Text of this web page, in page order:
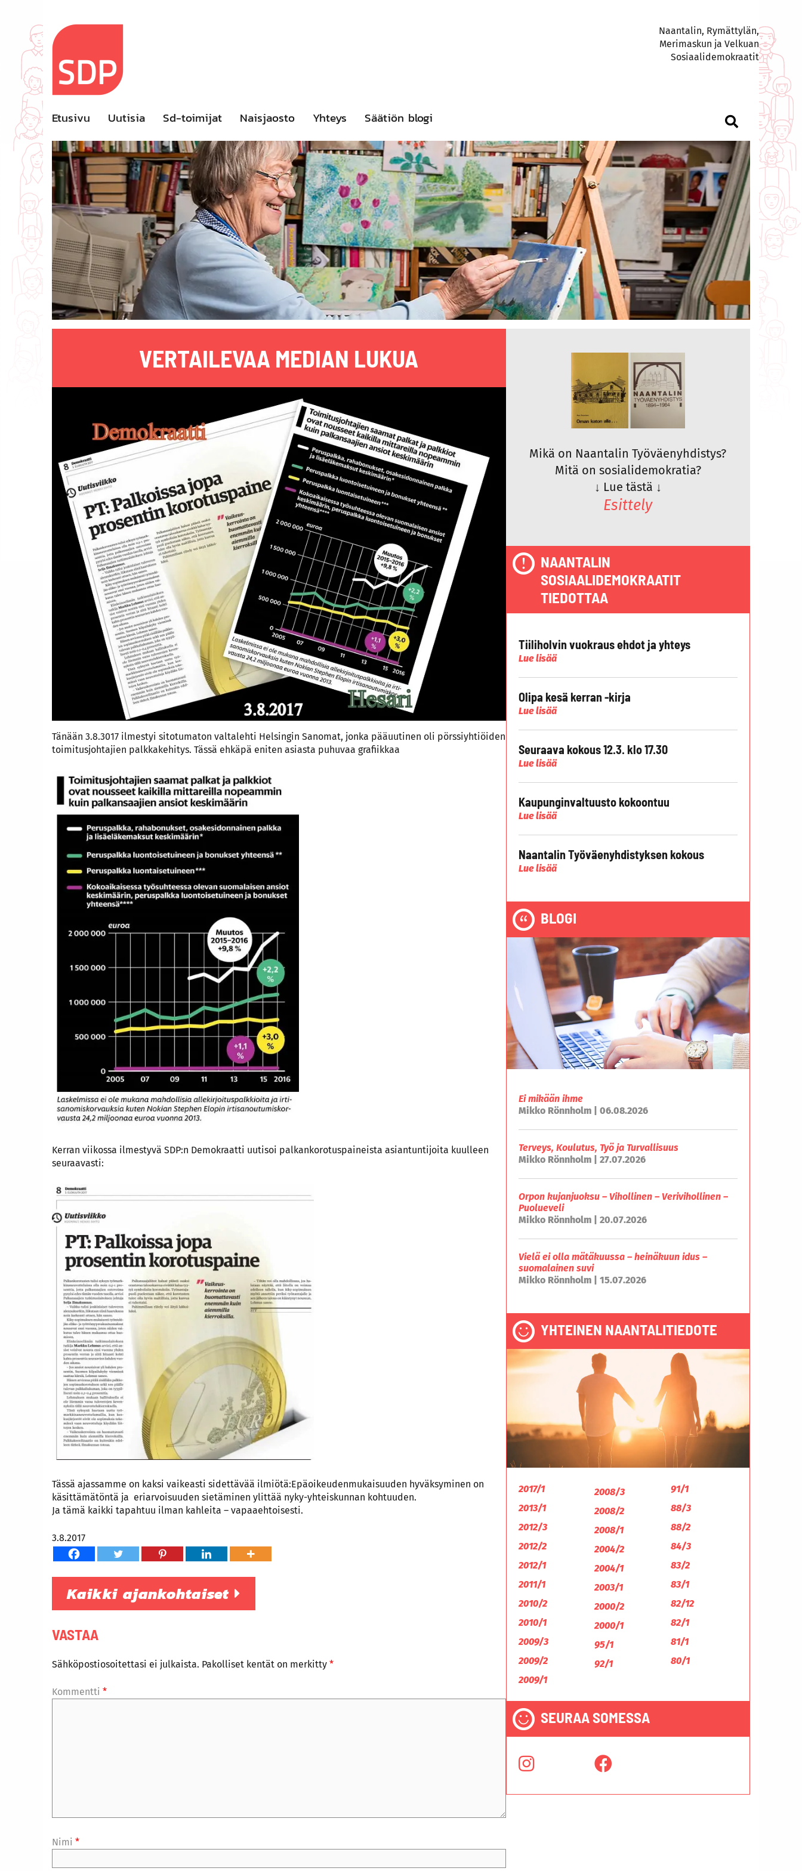
content
Naantalin, Rymättylän,
Merimaskun ja Velkuan
Sosiaalidemokraatit
Etusivu Uutisia Sd-toimijat Naisjaosto Yhteys Säätiön blogi
VERTAILEVAA MEDIAN LUKUA
Tänään 3.8.3017 ilmestyi sitotumaton valtalehti Helsingin Sanomat, jonka pääuutinen oli pörssiyhtiöiden
toimitusjohtajien palkkakehitys. Tässä ehkäpä eniten asiasta puhuvaa grafiikkaa
Kerran viikossa ilmestyvä SDP:n Demokraatti uutisoi palkankorotuspaineista asiantuntijoita kuulleen
seuraavasti:
Tässä ajassamme on kaksi vaikeasti sidettävää ilmiötä:Epäoikeudenmukaisuuden hyväksyminen on
käsittämätöntä ja eriarvoisuuden sietäminen ylittää nyky-yhteiskunnan kohtuuden.
Ja tämä kaikki tapahtuu ilman kahleita – vapaaehtoisesti.
3.8.2017
Kaikki ajankohtaiset
VASTAA
Sähköpostiosoitettasi ei julkaista. Pakolliset kentät on merkitty *
Kommentti *
Nimi *
Mikä on Naantalin Työväenyhdistys?
Mitä on sosialidemokratia?
↓ Lue tästä ↓
Esittely
NAANTALIN
SOSIAALIDEMOKRAATIT
TIEDOTTAA
Tiiliholvin vuokraus ehdot ja yhteys
Lue lisää
Olipa kesä kerran -kirja
Lue lisää
Seuraava kokous 12.3. klo 17.30
Lue lisää
Kaupunginvaltuusto kokoontuu
Lue lisää
Naantalin Työväenyhdistyksen kokous
Lue lisää
BLOGI
Ei mikään ihme
Mikko Rönnholm | 06.08.2026
Terveys, Koulutus, Työ ja Turvallisuus
Mikko Rönnholm | 27.07.2026
Orpon kujanjuoksu – Vihollinen – Verivihollinen –
Puolueveli
Mikko Rönnholm | 20.07.2026
Vielä ei olla mätäkuussa – heinäkuun idus –
suomalainen suvi
Mikko Rönnholm | 15.07.2026
YHTEINEN NAANTALITIEDOTE
2017/1
2013/1
2012/3
2012/2
2012/1
2011/1
2010/2
2010/1
2009/3
2009/2
2009/1
2008/3
2008/2
2008/1
2004/2
2004/1
2003/1
2000/2
2000/1
95/1
92/1
91/1
88/3
88/2
84/3
83/2
83/1
82/12
82/1
81/1
80/1
SEURAA SOMESSA